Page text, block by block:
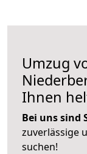
Umzug
Ihnen
Bei uns sind
zuverlässige
suchen!